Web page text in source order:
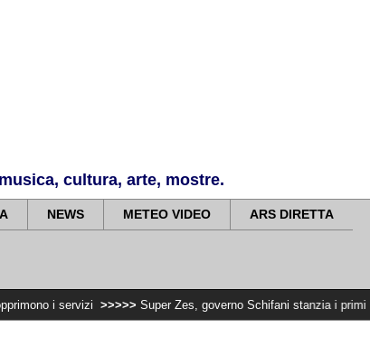
cultura, arte, mostre.
NEWS METEO VIDEO ARS DIRETTA
>>>>> Super Zes, governo Schifani stanzia i primi 10 milioni per